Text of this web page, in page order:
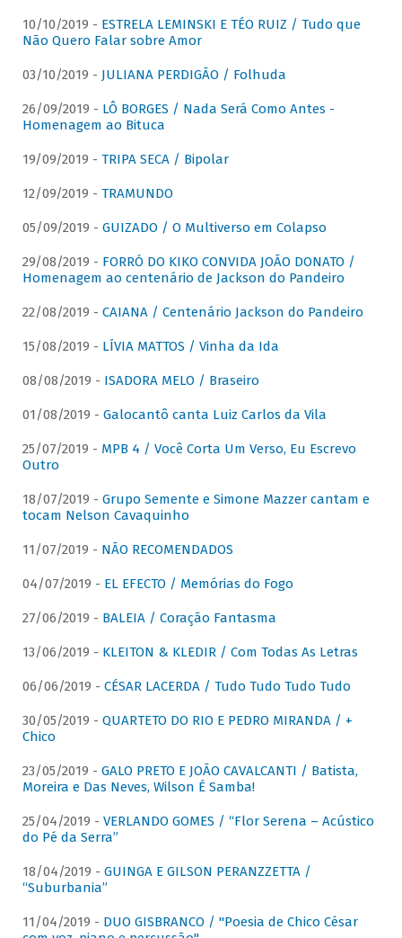
10/10/2019 - ESTRELA LEMINSKI E TÉO RUIZ / Tudo que
Não Quero Falar sobre Amor
03/10/2019 - JULIANA PERDIGÃO / Folhuda
26/09/2019 - LÔ BORGES / Nada Será Como Antes -
Homenagem ao Bituca
19/09/2019 - TRIPA SECA / Bipolar
12/09/2019 - TRAMUNDO
05/09/2019 - GUIZADO / O Multiverso em Colapso
29/08/2019 - FORRÓ DO KIKO CONVIDA JOÃO DONATO /
Homenagem ao centenário de Jackson do Pandeiro
22/08/2019 - CAIANA / Centenário Jackson do Pandeiro
15/08/2019 - LÍVIA MATTOS / Vinha da Ida
08/08/2019 - ISADORA MELO / Braseiro
01/08/2019 - Galocantô canta Luiz Carlos da Vila
25/07/2019 - MPB 4 / Você Corta Um Verso, Eu Escrevo
Outro
18/07/2019 - Grupo Semente e Simone Mazzer cantam e
tocam Nelson Cavaquinho
11/07/2019 - NÃO RECOMENDADOS
04/07/2019 - EL EFECTO / Memórias do Fogo
27/06/2019 - BALEIA / Coração Fantasma
13/06/2019 - KLEITON & KLEDIR / Com Todas As Letras
06/06/2019 - CÉSAR LACERDA / Tudo Tudo Tudo Tudo
30/05/2019 - QUARTETO DO RIO E PEDRO MIRANDA / +
Chico
23/05/2019 - GALO PRETO E JOÃO CAVALCANTI / Batista,
Moreira e Das Neves, Wilson É Samba!
25/04/2019 - VERLANDO GOMES / “Flor Serena – Acústico
do Pé da Serra”
18/04/2019 - GUINGA E GILSON PERANZZETTA /
“Suburbania”
11/04/2019 - DUO GISBRANCO / "Poesia de Chico César